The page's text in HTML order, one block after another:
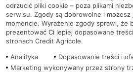
Mapa serwisu
PolitykaCookies
odrzucić pliki cookie – poza plikami
serwisu. Zgody są dobrowolne i
momencie. Wyrażenie zgody sprawi, że
prezentować Ci lepiej dopasowane
stronach Credit Agricole.
Analityka
Dopasowanie treści i
Marketing wykonywany przez strony